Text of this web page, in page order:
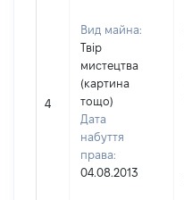
4
Вид майна:
Твір
мистецтва
(картина
тощо)
Дата
набуття
права:
04.08.2013